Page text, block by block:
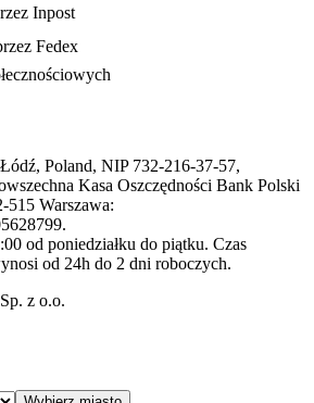
Poland, NIP 732-216-37-57,
Kasa Oszczędności Bank Polski
515 Warszawa:
od poniedziałku do piątku. Czas
od 24h do 2 dni roboczych.
z o.o.